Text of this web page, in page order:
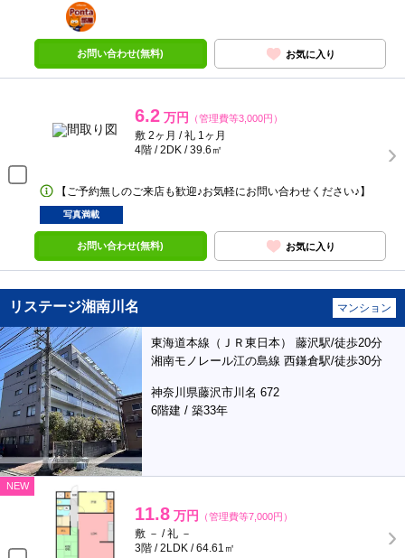
ポンタ
部屋
お問い合わせ(無料) お気に入り
6.2 万円 （管理費等3,000円）
敷 2ヶ月 / 礼 1ヶ月
4階 / 2DK / 39.6㎡
【ご予約無しのご来店も歓迎♪お気軽にお問い合わせください♪】
写真満載
お問い合わせ(無料) お気に入り
リステージ湘南川名 マンション
東海道本線（ＪＲ東日本） 藤沢駅/徒歩20分
湘南モノレール江の島線 西鎌倉駅/徒歩30分
神奈川県藤沢市川名 672
6階建 / 築33年
NEW
11.8 万円 （管理費等7,000円）
敷 － / 礼 －
3階 / 2LDK / 64.61㎡